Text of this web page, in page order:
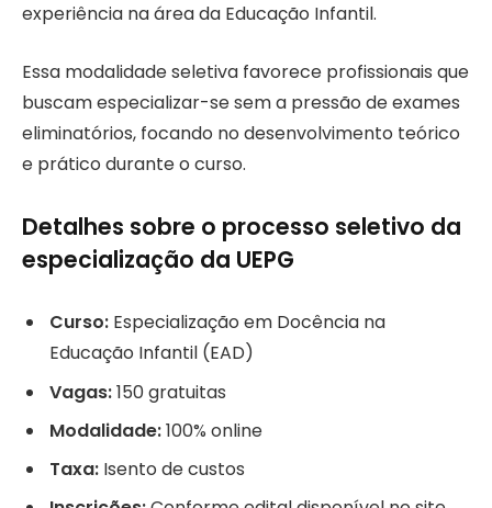
experiência na área da Educação Infantil.
Essa modalidade seletiva favorece profissionais que
buscam especializar-se sem a pressão de exames
eliminatórios, focando no desenvolvimento teórico
e prático durante o curso.
Detalhes sobre o processo seletivo da
especialização da UEPG
Curso: Especialização em Docência na
Educação Infantil (EAD)
Vagas:150 gratuitas
Modalidade:100% online
Taxa: Isento de custos